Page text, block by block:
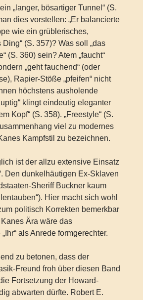
„langer, bösartiger Tunnel“ (S.
dies vorstellen: „Er balancierte
wie ein grüblerisches,
(S. 357)? Was soll „das
(S. 360) sein? Atem „faucht“
„geht fauchend“ (oder
Rapier-Stöße „pfeifen“ nicht
höchstens ausholende
klingt eindeutig eleganter
Kopf“ (S. 358). „Freestyle“ (S.
viel zu modernes
Kampfstil zu bezeichnen.
ist der allzu extensive Einsatz
Den dunkelhäutigen Ex-Sklaven
Sheriff Buckner kaum
Hier macht sich wohl
politisch Korrekten bemerkbar
Ära wäre das
als Anrede formgerechter.
zu betonen, dass der
Freund froh über diesen Band
Fortsetzung der Howard-
abwarten dürfte. Robert E.